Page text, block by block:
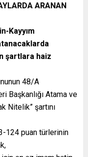
ARANAN
Kayyım
şartlara haiz
48/A
Başkanlığı Atama ve
Nitelik” şartını
124 puan türlerinin